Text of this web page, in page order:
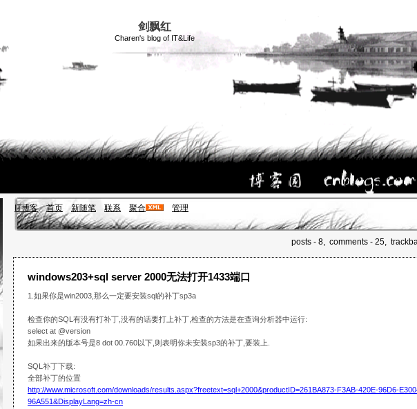
剑飘红
Charen's blog of IT&Life
IT博客 首页 新随笔 联系 聚合 管理
posts - 8, comments - 25,
windows203+sql server 2000无法打开1433端口
1.如果你是win2003,那么一定要安装sql的补丁sp3a
检查你的SQL有没有打补丁,没有的话要打上补丁,检查的方法是在查询分析器中运行:
select at @version
如果出来的版本号是8 dot 00.760以下,则表明你未安装sp3的补丁,要装上.
SQL补丁下载:
全部补丁的位置
http://www.microsoft.com/downloads/results.aspx?freetext=sql+2000&productID=261BA873-F3AB-420E-96D6-
96A551&DisplayLang=zh-cn